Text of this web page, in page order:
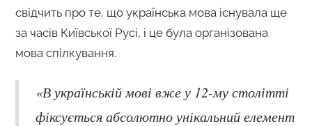
свідчить про те, що українська мова існувала ще
за часів Київської Русі, і це була організована
мова спілкування.
«В українській мові вже у 12-му столітті
фіксується абсолютно унікальний елемент